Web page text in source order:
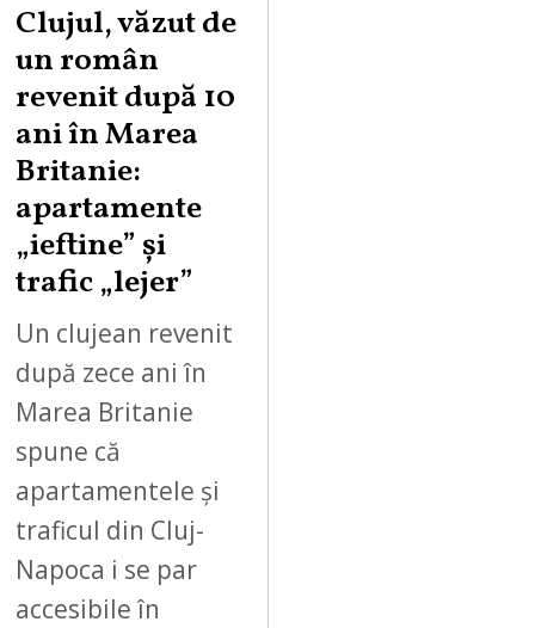
Clujul, văzut de
un român
revenit după 10
ani în Marea
Britanie:
apartamente
„ieftine” și
trafic „lejer”
Un clujean revenit
după zece ani în
Marea Britanie
spune că
apartamentele și
traficul din Cluj-
Napoca i se par
accesibile în